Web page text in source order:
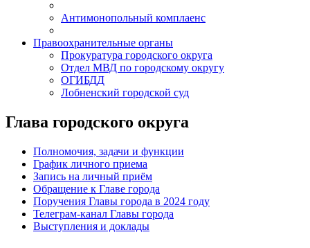
Антимонопольный комплаенс
Правоохранительные органы
Прокуратура городского округа
Отдел МВД по городскому округу
ОГИБДД
Лобненский городской суд
Глава городского округа
Полномочия, задачи и функции
График личного приема
Запись на личный приём
Обращение к Главе города
Поручения Главы города в 2024 году
Телеграм-канал Главы города
Выступления и доклады